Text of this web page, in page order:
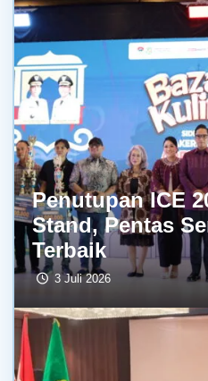
Penutupan ICE
Stand, Pentas
Terbaik
3 Juli 2026